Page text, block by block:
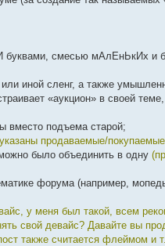
смесью мАлЕнЬкИх и
иной сленг, а также
«аукцион» в своей
вместо подъема старой;
продаваемые/
было объединить в одну
форума (например,
у меня был такой, всем
свой девайс? Давайте вы
также считается флеймом и